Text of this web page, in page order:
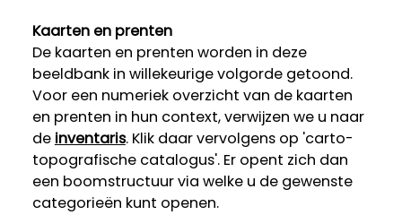
Kaarten en prenten
De kaarten en prenten worden in deze
beeldbank in willekeurige volgorde getoond.
Voor een numeriek overzicht van de kaarten
en prenten in hun context, verwijzen we u naar
de inventaris. Klik daar vervolgens op 'carto-
topografische catalogus'. Er opent zich dan
een boomstructuur via welke u de gewenste
categorieën kunt openen.